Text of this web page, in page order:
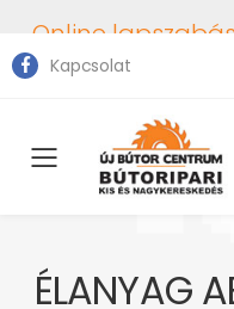
Online
Kapcsolat
Toggle
ÉLANYAG